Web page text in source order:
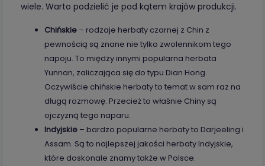
wiele. Warto podzielić je pod kątem krajów produkcji.
Chińskie – rodzaje herbaty czarnej z Chin z
pewnością są znane nie tylko zwolennikom tego
napoju. To między innymi popularna herbata
Yunnan, zaliczająca się do typu Dian Hong.
Oczywiście chińskie herbaty to temat w sam raz na
długą rozmowę. Przecież to właśnie Chiny są
ojczyzną tego naparu.
Indyjskie – bardzo popularne herbaty to Darjeeling i
Assam. Są to najlepszej jakości herbaty Indyjskie,
które doskonale znamy także w Polsce.